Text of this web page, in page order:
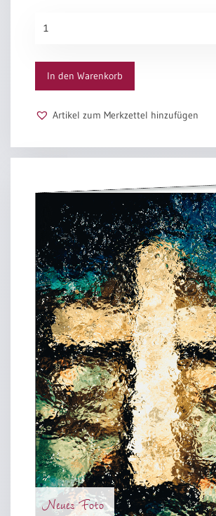
2027
Menschen
Menge
In den Warenkorb
Artikel zum Merkzettel hinzufügen
Neues Foto